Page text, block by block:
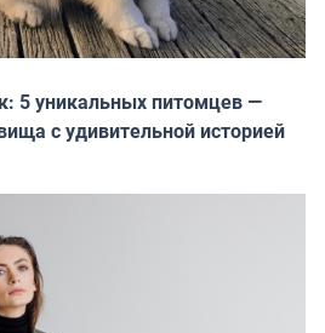
5 уникальных питомцев —
с удивительной историей